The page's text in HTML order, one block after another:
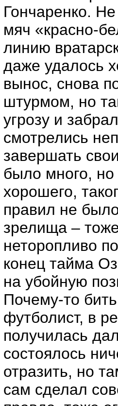
Гончаренко.
мяч «красно-
линию
даже удалось
вынос, снова
штурмом, но
угрозу и
смотрелись
завершать
было много, но
хорошего,
правил не
зрелища –
неторопливо
конец тайма
на убойную
Почему-то
футболист, в
получилась
состоялось
отразить, но
сам сделал